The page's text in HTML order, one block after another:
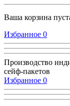
Ваша корзина
Избранное 0
Производство
сейф-пакетов
Избранное 0